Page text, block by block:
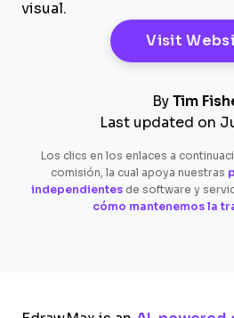
visual.
Visit
By Tim
Last updated on
Los clics en los enlaces a
comisión, la cual apoya nuestras
independientesde software y
cómo mantenemos la